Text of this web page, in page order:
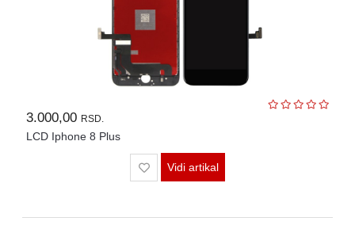
3.000,00 RSD.
LCD Iphone 8 Plus
Vidi artikal